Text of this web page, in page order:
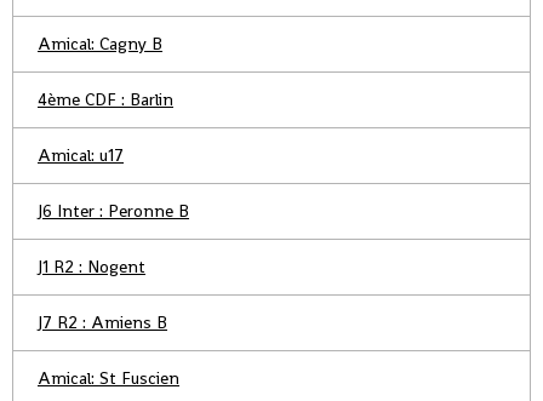
Amical: Cagny B
4ème CDF : Barlin
Amical: u17
J6 Inter : Peronne B
J1 R2 : Nogent
J7 R2 : Amiens B
Amical: St Fuscien